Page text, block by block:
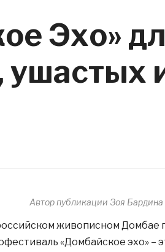
Эхо»
ушастых
Автор публикации Зоя
живописном Домбае
«Домбайское эхо» –